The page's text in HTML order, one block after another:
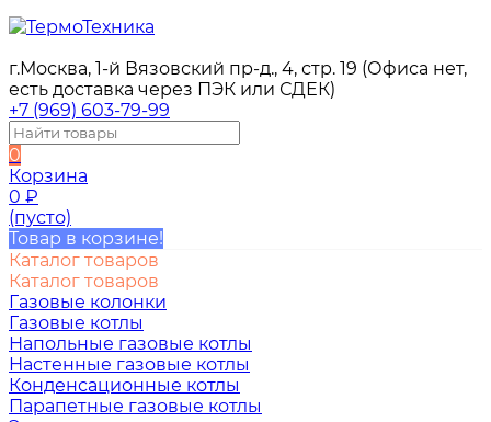
г.Москва, 1-й Вязовский пр-д., 4, стр. 19 (Офиса нет,
есть доставка через ПЭК или СДЕК)
+7 (969) 603-79-99
0
Корзина
0 ₽
(пусто)
Товар в корзине!
Каталог товаров
Каталог товаров
Газовые колонки
Газовые котлы
Напольные газовые котлы
Настенные газовые котлы
Конденсационные котлы
Парапетные газовые котлы